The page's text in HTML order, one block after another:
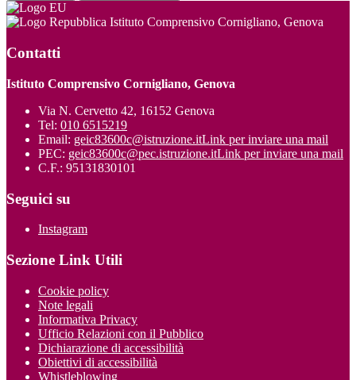
Istituto Comprensivo Cornigliano, Genova
Contatti
Istituto Comprensivo Cornigliano, Genova
Via N. Cervetto 42, 16152 Genova
Tel: 010 6515219
Email: geic83600c@istruzione.itLink per inviare una mail
PEC: geic83600c@pec.istruzione.itLink per inviare una mail
C.F.: 95131830101
Seguici su
Instagram
Sezione Link Utili
Cookie policy
Note legali
Informativa Privacy
Ufficio Relazioni con il Pubblico
Dichiarazione di accessibilità
Obiettivi di accessibilità
Whistleblowing